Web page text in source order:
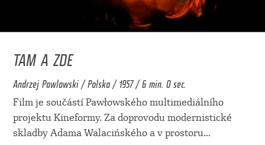
TAM A ZDE
Andrzej Pawlowski / Polsko / 1957 / 6 min. 0 sec.
Film je součástí Pawłowského multimediálního
projektu Kineformy. Za doprovodu modernistické
skladby Adama Walacińského a v prostoru...